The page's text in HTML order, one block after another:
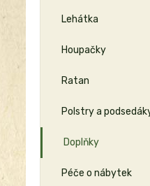
Lehátka
Houpačky
Ratan
Polstry a
Doplňky
Péče o nábytek